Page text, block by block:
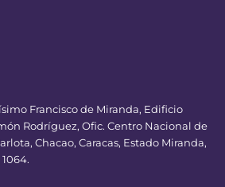
Francisco de Miranda, Edificio
Rodríguez, Ofic. Centro Nacional de
Chacao, Caracas, Estado Miranda,